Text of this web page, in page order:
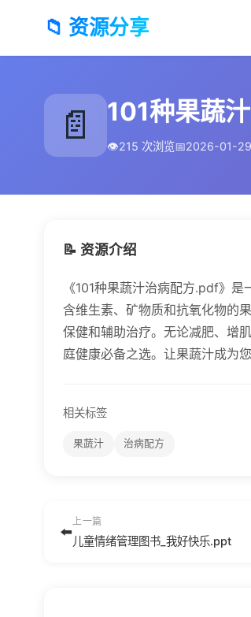
📁 资源分享
📄 101种果蔬
👁️215 次浏览📅2026-01-29
📝 资源介绍
《101种果蔬汁治病配方.pdf》
含维生素、矿物质和抗氧化物的
保健和辅助治疗。无论减肥、增
庭健康必备之选。让果蔬汁成为
相关标签
果蔬汁 治病配方
⬅️
上一篇
儿童情绪管理图书_我好快乐.ppt